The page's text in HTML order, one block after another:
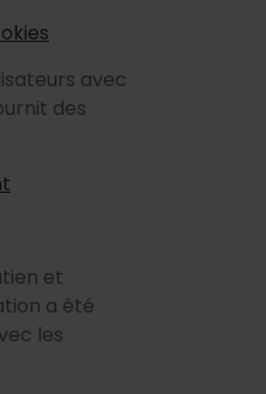
avec
des
et
a été
les